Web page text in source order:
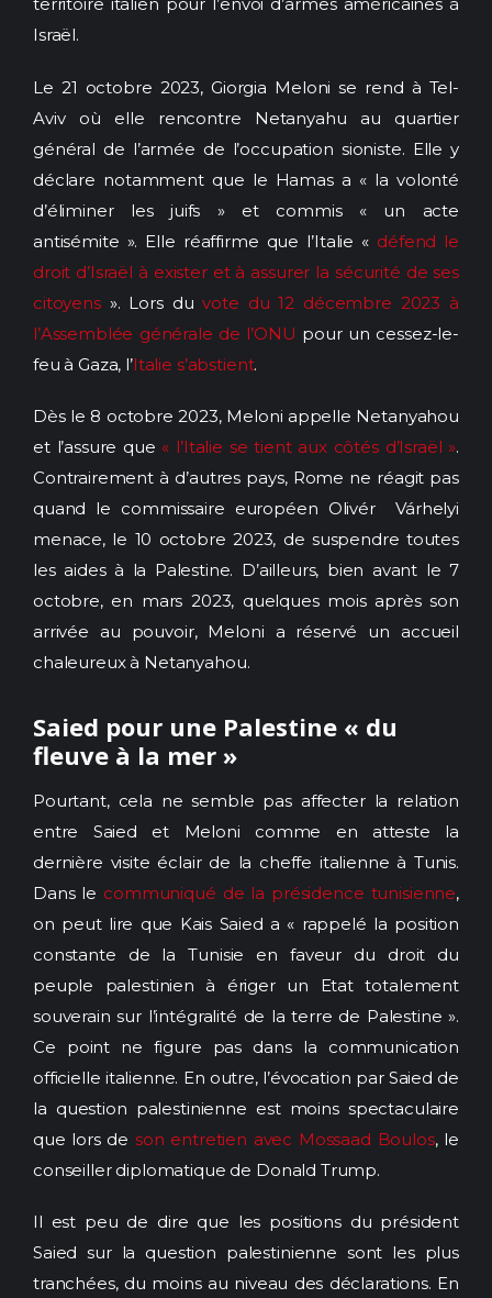
Israël.
Le 21 octobre 2023, Giorgia Meloni se rend à Tel-
Aviv où elle rencontre Netanyahu au quartier
général de l’armée de l’occupation sioniste. Elle y
déclare notamment que le Hamas a « la volonté
d’éliminer les juifs » et commis « un acte
antisémite ». Elle réaffirme que l’Italie « défend le
droit d’Israël à exister et à assurer la sécurité de ses
citoyens». Lors duvote du 12 décembre 2023 à
l’Assemblée générale de l’ONU pour un cessez-le-
feu à Gaza, l’Italie s’abstient.
Dès le 8 octobre 2023, Meloni appelle Netanyahou
et l’assure que « l’Italie se tient aux côtés d’Israël ».
Contrairement à d’autres pays, Rome ne réagit pas
quand le commissaire européen Olivér Várhelyi
menace, le 10 octobre 2023, de suspendre toutes
les aides à la Palestine. D’ailleurs, bien avant le 7
octobre, en mars 2023, quelques mois après son
arrivée au pouvoir, Meloni a réservé un accueil
chaleureux à Netanyahou.
Saied pour une Palestine « du
fleuve à la mer »
Pourtant, cela ne semble pas affecter la relation
entre Saied et Meloni comme en atteste la
dernière visite éclair de la cheffe italienne à Tunis.
Dans le communiqué de la présidence tunisienne,
on peut lire que Kais Saied a « rappelé la position
constante de la Tunisie en faveur du droit du
peuple palestinien à ériger un Etat totalement
souverain sur l’intégralité de la terre de Palestine ».
Ce point ne figure pas dans la communication
officielle italienne. En outre, l’évocation par Saied de
la question palestinienne est moins spectaculaire
que lors de son entretien avec Mossaad Boulos, le
conseiller diplomatique de Donald Trump.
Il est peu de dire que les positions du président
Saied sur la question palestinienne sont les plus
tranchées, du moins au niveau des déclarations. En